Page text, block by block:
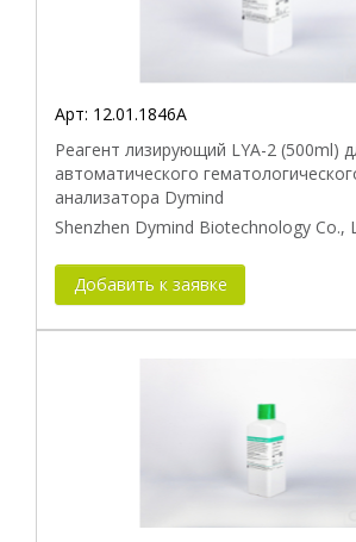
Арт: 12.01.1846A
Реагент лизирующий LYA-2 (500ml)
автоматического
анализатора Dymind
Shenzhen Dymind Biotechnology Co.,
Добавить к заявке